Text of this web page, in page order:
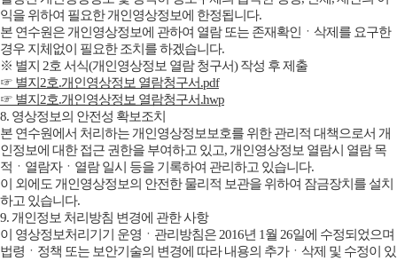
익을 위하여 필요한 개인영상정보에 한정됩니다.
본 연수원은 개인영상정보에 관하여 열람 또는 존재확인ㆍ삭제를 요구한
경우 지체없이 필요한 조치를 하겠습니다.
※ 별지 2호 서식(개인영상정보 열람 청구서) 작성 후 제출
☞ 별지2호.개인영상정보 열람청구서.pdf
☞ 별지2호.개인영상정보 열람청구서.hwp
8. 영상정보의 안전성 확보조치
본 연수원에서 처리하는 개인영상정보보호를 위한 관리적 대책으로서 개
인정보에 대한 접근 권한을 부여하고 있고, 개인영상정보 열람시 열람 목
적ㆍ열람자ㆍ열람 일시 등을 기록하여 관리하고 있습니다.
이 외에도 개인영상정보의 안전한 물리적 보관을 위하여 잠금장치를 설치
하고 있습니다.
9. 개인정보 처리방침 변경에 관한 사항
이 영상정보처리기기 운영ㆍ관리방침은 2016년 1월 26일에 수정되었으며
법령ㆍ정책 또는 보안기술의 변경에 따라 내용의 추가ㆍ삭제 및 수정이 있